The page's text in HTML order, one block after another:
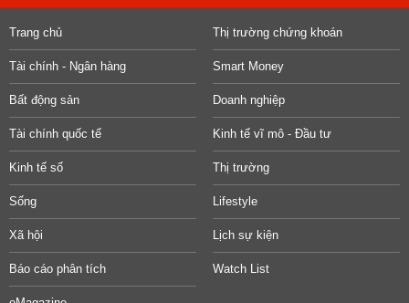
Trang chủ Thị trường chứng khoán
Tài chính - Ngân hàng Smart Money
Bất động sản Doanh nghiệp
Tài chính quốc tế Kinh tế vĩ mô - Đầu tư
Kinh tế số Thị trường
Sống Lifestyle
Xã hội Lịch sự kiện
Báo cáo phân tích Watch List